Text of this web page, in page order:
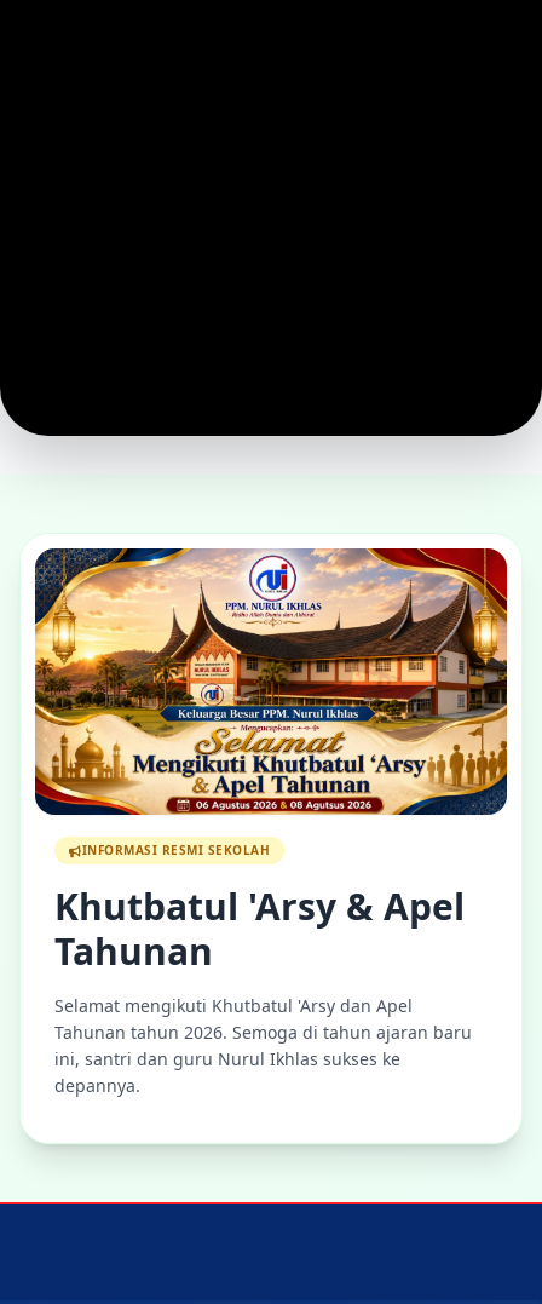
INFORMASI RESMI SEKOLAH
Khutbatul 'Arsy & Apel
Tahunan
Selamat mengikuti Khutbatul 'Arsy dan Apel
Tahunan tahun 2026. Semoga di tahun ajaran baru
ini, santri dan guru Nurul Ikhlas sukses ke
depannya.